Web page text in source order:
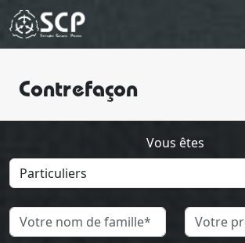
Contrefaçon
Vous êtes